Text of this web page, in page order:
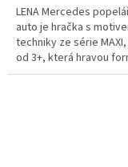
LENA Mercedes
auto je hračka s
techniky ze série
od 3+, která hravou
podporuje děti při